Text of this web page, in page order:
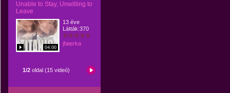
Unable to Stay, Unwilling to
Leave
04:00
13 éve
Látták:370
jfaterka
1/2 oldal (15 videó)